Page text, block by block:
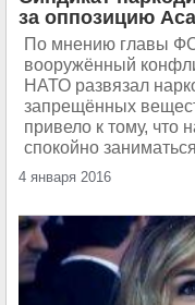
за оппозицию
По мнению главы
вооружённый
НАТО развязал
запрещённых
привело к тому,
спокойно
4 января 2016